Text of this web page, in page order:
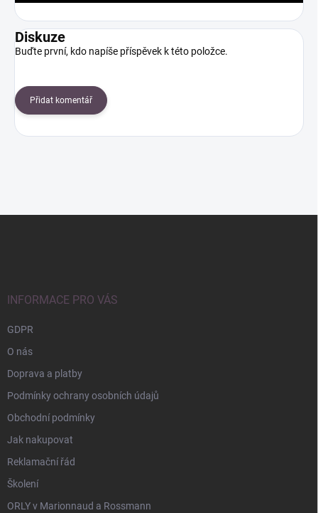
Diskuze
Buďte první, kdo napíše příspěvek k této položce.
Přidat komentář
INFORMACE PRO VÁS
GDPR
O nás
Doprava a platby
Podmínky ochrany osobních údajů
Obchodní podmínky
Jak nakupovat
Reklamační řád
Školení
ORLY v Marionnaud a Rossmann